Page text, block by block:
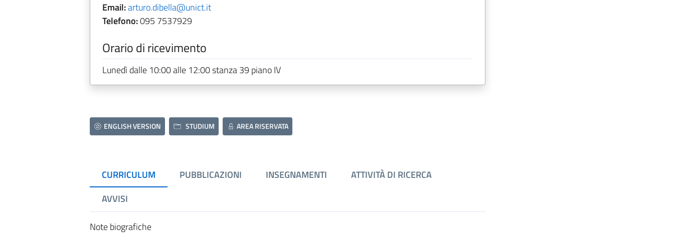
Email:arturo.dibella@unict.it
Telefono:095 7537929
Orario di ricevimento
Lunedì dalle 10:00 alle 12:00 stanza 39 piano IV
ENGLISH VERSION STUDIUM AREA RISERVATA
CURRICULUM PUBBLICAZIONI INSEGNAMENTI
ATTIVITÀ DI RICERCA
AVVISI
Note biografiche